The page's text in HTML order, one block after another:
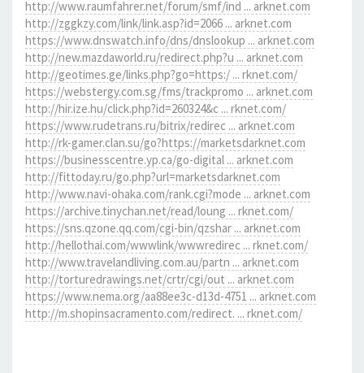
http://www.raumfahrer.net/forum/smf/ind ... arknet.com
http://zggkzy.com/link/link.asp?id=2066 ... arknet.com
https://www.dnswatch.info/dns/dnslookup ... arknet.com
http://new.mazdaworld.ru/redirect.php?u ... arknet.com
http://geotimes.ge/links.php?go=https:/ ... rknet.com/
https://webstergy.com.sg/fms/trackpromo ... arknet.com
http://hir.ize.hu/click.php?id=260324&c ... rknet.com/
https://www.rudetrans.ru/bitrix/redirec ... arknet.com
http://rk-gamer.clan.su/go?https://marketsdarknet.com
https://businesscentre.yp.ca/go-digital ... arknet.com
http://fittoday.ru/go.php?url=marketsdarknet.com
http://www.navi-ohaka.com/rank.cgi?mode ... arknet.com
https://archive.tinychan.net/read/loung ... rknet.com/
https://sns.qzone.qq.com/cgi-bin/qzshar ... arknet.com
http://hellothai.com/wwwlink/wwwredirec ... rknet.com/
http://www.travelandliving.com.au/partn ... arknet.com
http://torturedrawings.net/crtr/cgi/out ... arknet.com
https://www.nema.org/aa88ee3c-d13d-4751 ... arknet.com
http://m.shopinsacramento.com/redirect. ... rknet.com/